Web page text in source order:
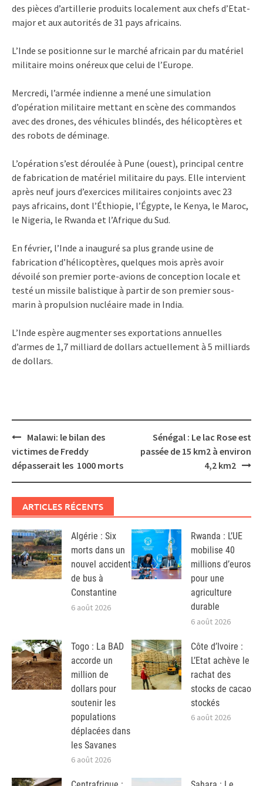
des pièces d’artillerie produits localement aux chefs d’Etat-
major et aux autorités de 31 pays africains.
L’Inde se positionne sur le marché africain par du matériel
militaire moins onéreux que celui de l’Europe.
Mercredi, l’armée indienne a mené une simulation
d’opération militaire mettant en scène des commandos
avec des drones, des véhicules blindés, des hélicoptères et
des robots de déminage.
L’opération s’est déroulée à Pune (ouest), principal centre
de fabrication de matériel militaire du pays. Elle intervient
après neuf jours d’exercices militaires conjoints avec 23
pays africains, dont l’Éthiopie, l’Égypte, le Kenya, le Maroc,
le Nigeria, le Rwanda et l’Afrique du Sud.
En février, l’Inde a inauguré sa plus grande usine de
fabrication d’hélicoptères, quelques mois après avoir
dévoilé son premier porte-avions de conception locale et
testé un missile balistique à partir de son premier sous-
marin à propulsion nucléaire made in India.
L’Inde espère augmenter ses exportations annuelles
d’armes de 1,7 milliard de dollars actuellement à 5 milliards
de dollars.
Post
navigation
Malawi: le bilan des
victimes de Freddy
dépasserait les 1000 morts
Sénégal : Le lac Rose est
passée de 15 km2 à environ
4,2 km2
ARTICLES RÉCENTS
Algérie : Six
morts dans un
nouvel accident
de bus à
Constantine
6 août 2026
Rwanda : L’UE
mobilise 40
millions d’euros
pour une
agriculture
durable
6 août 2026
Togo : La BAD
accorde un
million de
dollars pour
soutenir les
populations
déplacées dans
les Savanes
6 août 2026
Côte d’Ivoire :
L’Etat achève le
rachat des
stocks de cacao
stockés
6 août 2026